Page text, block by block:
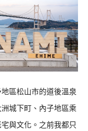
區松山市的道後溫泉
城下町、內子地區乘
與文化。之前我都只